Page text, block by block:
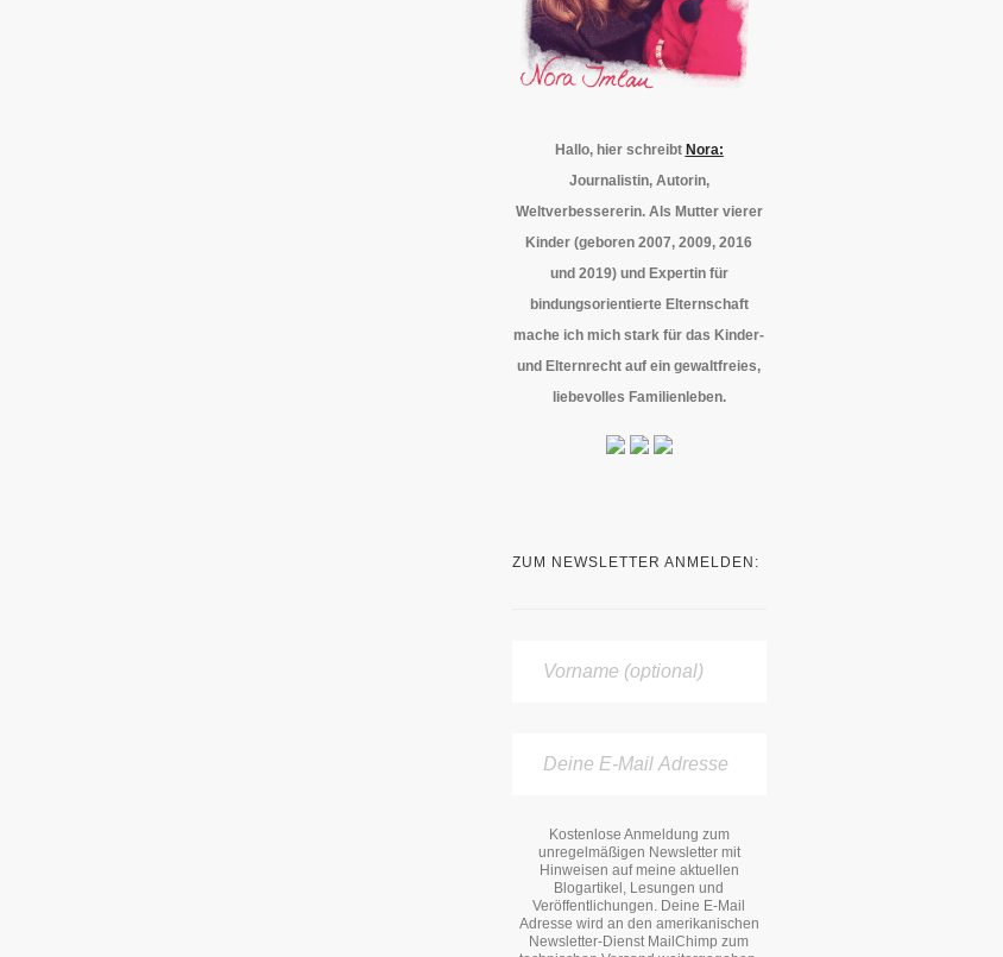
Hallo, hier schreibt Nora:
Journalistin, Autorin,
Weltverbessererin. Als Mutter vierer
Kinder (geboren 2007, 2009, 2016
und 2019) und Expertin für
bindungsorientierte Elternschaft
mache ich mich stark für das Kinder-
und Elternrecht auf ein gewaltfreies,
liebevolles Familienleben.
ZUM NEWSLETTER ANMELDEN:
Kostenlose Anmeldung zum
unregelmäßigen Newsletter mit
Hinweisen auf meine aktuellen
Blogartikel, Lesungen und
Veröffentlichungen. Deine E-Mail
Adresse wird an den amerikanischen
Newsletter-Dienst MailChimp zum